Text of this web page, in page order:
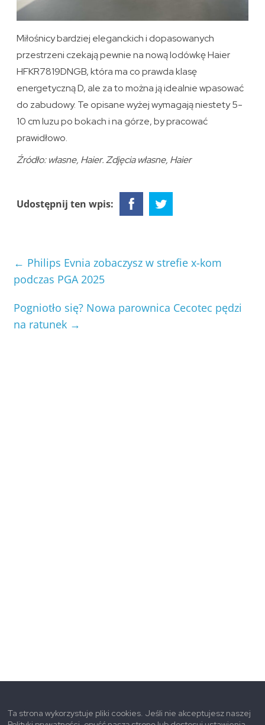
Miłośnicy bardziej eleganckich i dopasowanych
przestrzeni czekają pewnie na nową lodówkę Haier
HFKR7819DNGB, która ma co prawda klasę
energetyczną D, ale za to można ją idealnie wpasować
do zabudowy. Te opisane wyżej wymagają niestety 5-
10 cm luzu po bokach i na górze, by pracować
prawidłowo.
Źródło: własne, Haier. Zdjęcia własne, Haier
Udostępnij ten wpis:
← Philips Evnia zobaczysz w strefie x-kom
podczas PGA 2025
Pogniotło się? Nowa parownica Cecotec pędzi
na ratunek →
Ta strona wykorzystuje pliki cookies. Jeśli nie akceptujesz naszej